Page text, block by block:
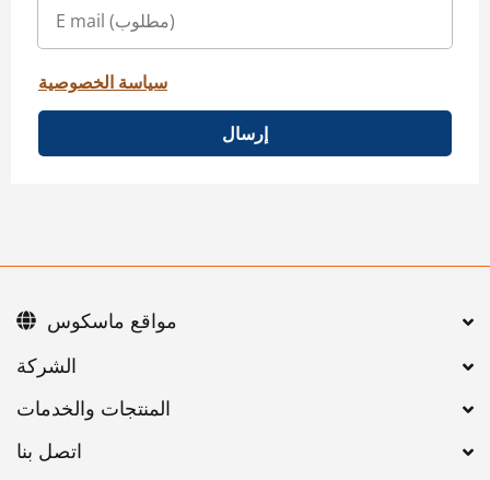
سياسة الخصوصية
إرسال
اتصل بنا
مواقع ماسكوس